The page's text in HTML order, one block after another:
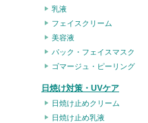
乳液
フェイスクリーム
美容液
パック・フェイスマスク
ゴマージュ・ピーリング
日焼け対策・UVケア
日焼け止めクリーム
日焼け止め乳液